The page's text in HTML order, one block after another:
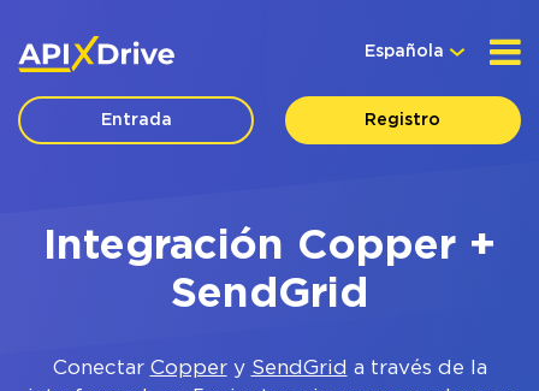
Española
Entrada Registro
Integración Copper +
SendGrid
Conectar Coppery SendGrid a través de la